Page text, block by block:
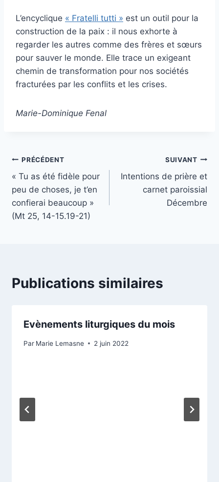
L’encyclique « Fratelli tutti » est un outil pour la
construction de la paix : il nous exhorte à
regarder les autres comme des frères et sœurs
pour sauver le monde. Elle trace un exigeant
chemin de transformation pour nos sociétés
fracturées par les conflits et les crises.
Marie-Dominique Fenal
Navigation
de
l’article
PRÉCÉDENT
« Tu as été fidèle pour
peu de choses, je t’en
confierai beaucoup »
(Mt 25, 14-15.19-21)
SUIVANT
Intentions de prière et
carnet paroissial
Décembre
Publications similaires
Evènements liturgiques du mois
Par Marie Lemasne 2 juin 2022